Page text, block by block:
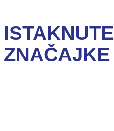
ISTAKNUTE
ZNAČAJKE